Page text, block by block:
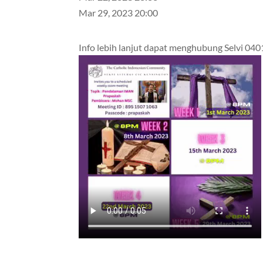
Mar 29, 2023 20:00
Info lebih lanjut dapat menghubung Selvi